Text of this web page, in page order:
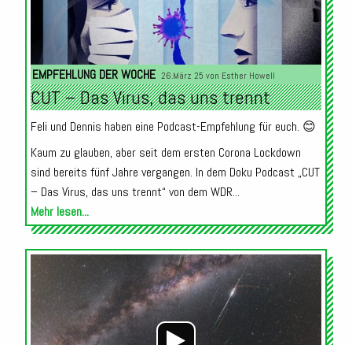
EMPFEHLUNG DER WOCHE 26.März 25 von Esther Howell
CUT – Das Virus, das uns trennt
Feli und Dennis haben eine Podcast-Empfehlung für euch. 😊
Kaum zu glauben, aber seit dem ersten Corona Lockdown
sind bereits fünf Jahre vergangen. In dem Doku Podcast „CUT
– Das Virus, das uns trennt“ von dem WDR...
Mehr lesen...
Audio-
Player